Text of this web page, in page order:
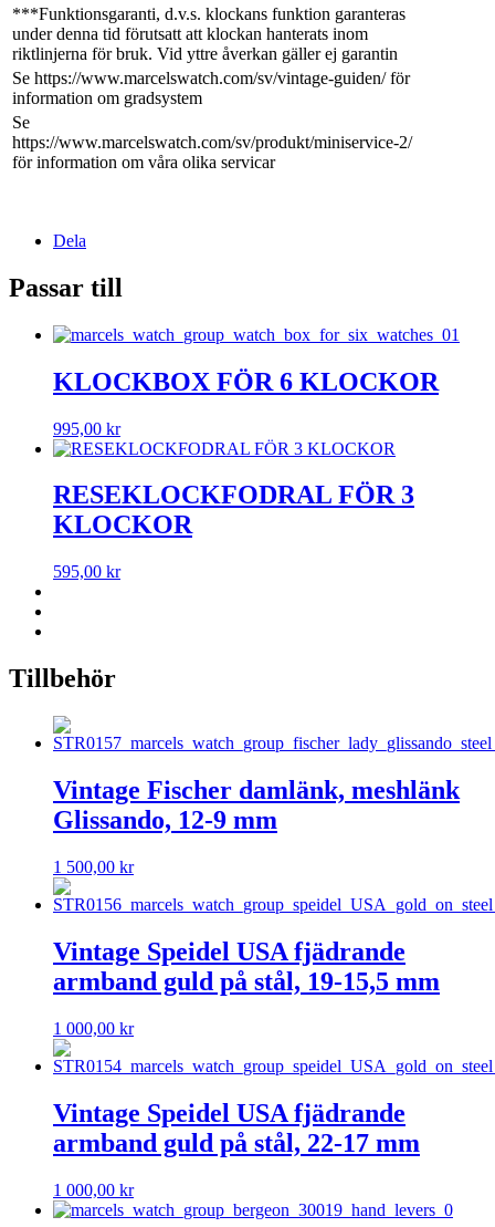
***Funktionsgaranti, d.v.s. klockans funktion garanteras
under denna tid förutsatt att klockan hanterats inom
riktlinjerna för bruk. Vid yttre åverkan gäller ej garantin
Se https://www.marcelswatch.com/sv/vintage-guiden/ för
information om gradsystem
Se
https://www.marcelswatch.com/sv/produkt/miniservice-2/
för information om våra olika servicar
Dela
Passar till
KLOCKBOX FÖR 6 KLOCKOR
995,00 kr
RESEKLOCKFODRAL FÖR 3
KLOCKOR
595,00 kr
Tillbehör
Vintage Fischer damlänk, meshlänk
Glissando, 12-9 mm
1 500,00 kr
Vintage Speidel USA fjädrande
armband guld på stål, 19-15,5 mm
1 000,00 kr
Vintage Speidel USA fjädrande
armband guld på stål, 22-17 mm
1 000,00 kr